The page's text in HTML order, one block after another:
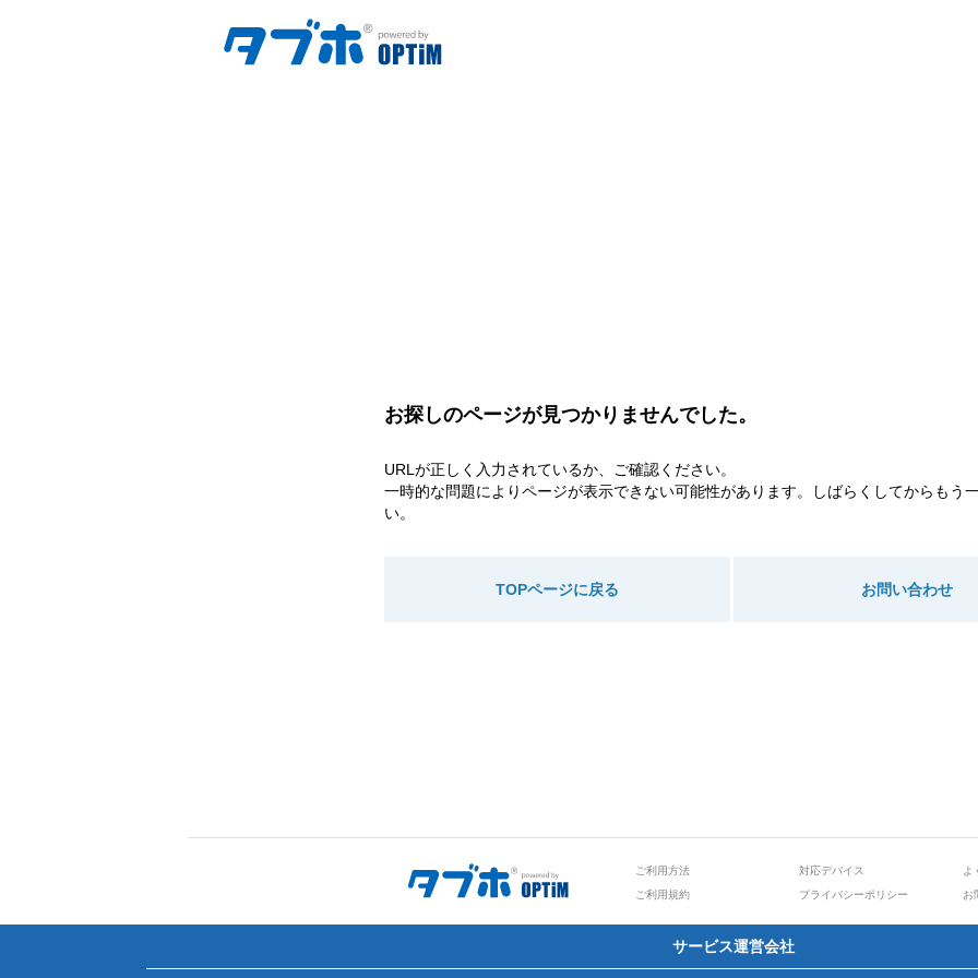
お探しのページが見つかりませんでした。
URLが正しく入力されているか、ご確認ください。
一時的な問題によりページが表示できない可能性があります。しばらくしてからもう
い。
TOPページに戻る お問い合わせ
ご利用方法 対応デバイス
よ
ご利用規約
プライバシーポリシー お
サービス運営会社